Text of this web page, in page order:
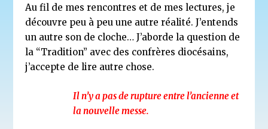
Au fil de mes rencontres et de mes lectures, je
découvre peu à peu une autre réalité. J’entends
un autre son de cloche… J’aborde la question de
la “Tradition” avec des confrères diocésains,
j’accepte de lire autre chose.
Il n’y a pas de rupture entre l’ancienne et
la nouvelle messe.